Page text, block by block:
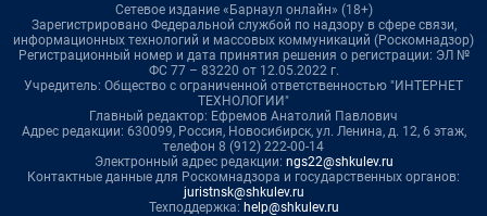
Сетевое издание «Барнаул онлайн» (18+)
Зарегистрировано Федеральной службой по надзору в сфере связи,
информационных технологий и массовых коммуникаций (Роскомнадзор)
Регистрационный номер и дата принятия решения о регистрации: ЭЛ №
ФС 77 – 83220 от 12.05.2022 г.
Учредитель: Общество с ограниченной ответственностью "ИНТЕРНЕТ
ТЕХНОЛОГИИ"
Главный редактор: Ефремов Анатолий Павлович
Адрес редакции: 630099, Россия, Новосибирск, ул. Ленина, д. 12, 6 этаж,
телефон 8 (912) 222-00-14
Электронный адрес редакции: ngs22@shkulev.ru
Контактные данные для Роскомнадзора и государственных органов:
juristnsk@shkulev.ru
Техподдержка: help@shkulev.ru